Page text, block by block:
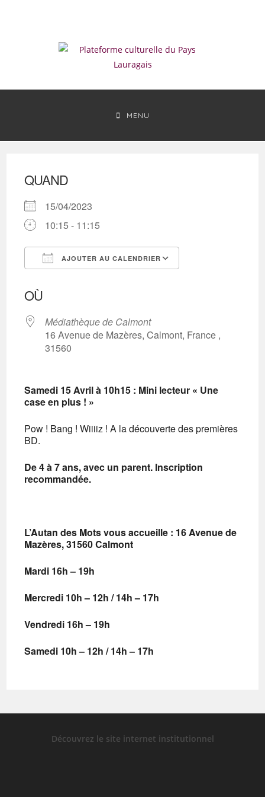
MENU
QUAND
15/04/2023
10:15 - 11:15
AJOUTER AU CALENDRIER
OÙ
Médiathèque de Calmont
16 Avenue de Mazères, Calmont, France ,
31560
Samedi 15 Avril à 10h15 : Mini lecteur « Une
case en plus ! »
Pow ! Bang ! Wiiiiz ! A la découverte des premières
BD.
De 4 à 7 ans, avec un parent. Inscription
recommandée.
L’Autan des Mots vous accueille : 16 Avenue de
Mazères, 31560 Calmont
Mardi 16h – 19h
Mercredi 10h – 12h / 14h – 17h
Vendredi 16h – 19h
Samedi 10h – 12h / 14h – 17h
Découvrez le site internet institutionnel